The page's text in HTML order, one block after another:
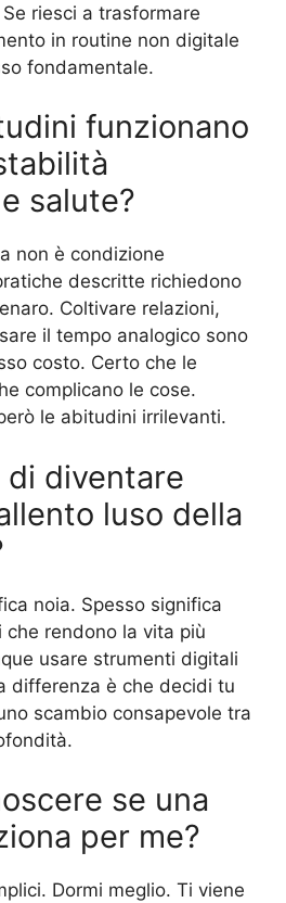
riesci a trasformare
in routine non digitale
fondamentale.
funzionano
salute?
non è condizione
descritte richiedono
Coltivare relazioni,
il tempo analogico sono
costo. Certo che le
complicano le cose.
le abitudini irrilevanti.
di diventare
luso della
noia. Spesso significa
che rendono la vita più
usare strumenti digitali
differenza è che decidi tu
scambio consapevole tra
se una
per me?
Dormi meglio. Ti viene